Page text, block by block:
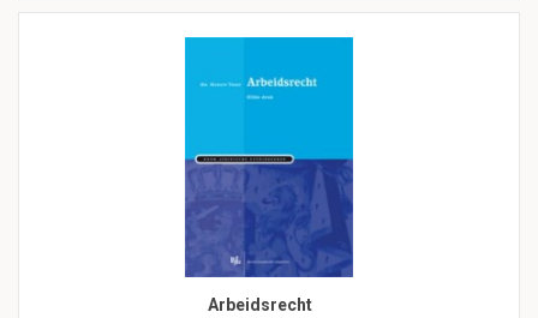
Arbeidsrecht